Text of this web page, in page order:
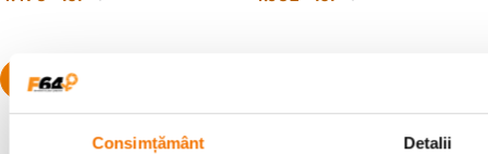
Consimțământ Detalii